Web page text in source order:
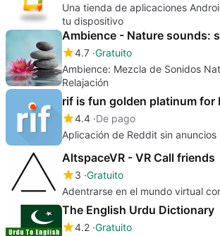
Una tienda de aplicaciones
tu dispositivo
4.7 Gratuito
Ambience: Mezcla de Sonidos
Relajación
rif is fun golden platinum for
4.4 De pago
Aplicación de Reddit sin
AltspaceVR - VR Call friends
3 Gratuito
Adentrarse en el mundo virtual
The English Urdu Dictionary
4.2 Gratuito